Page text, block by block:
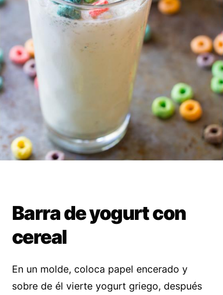
Barra de yogurt con
cereal
En un molde, coloca papel encerado y
sobre de él vierte yogurt griego, después